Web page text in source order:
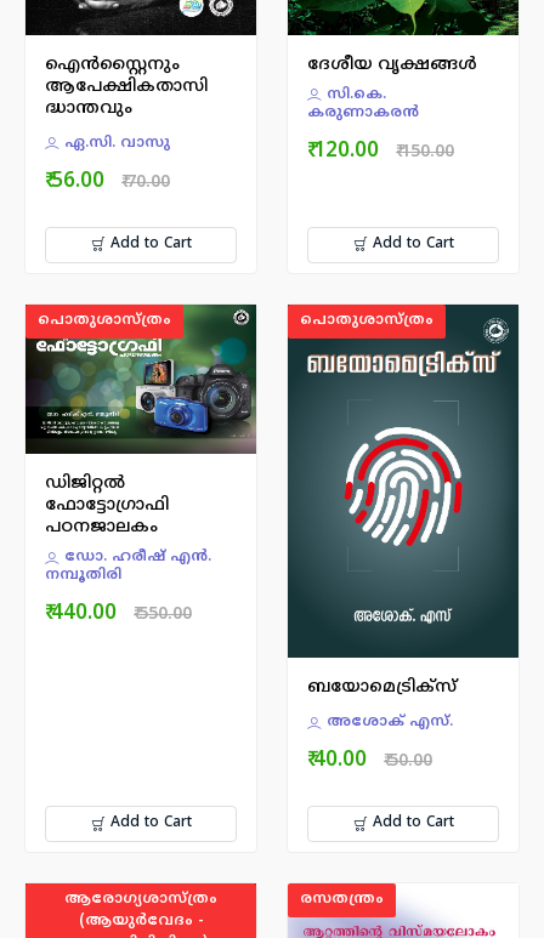
ഐന്‍സ്റ്റൈനും
ആപേക്ഷികതാസി
ദ്ധാന്തവും
ഏ.സി. വാസു
₹ 56.00 ₹ 70.00
Add to Cart
ദേശീയ വൃക്ഷങ്ങൾ
സി.കെ.
കരുണാകരന്‍
₹ 120.00 ₹ 150.00
Add to Cart
പൊതുശാസ്ത്രം
ഡിജിറ്റൽ
ഫോട്ടോഗ്രാഫി
പഠനജാലകം
ഡോ. ഹരീഷ് എന്‍.
നമ്പൂതിരി
₹ 440.00 ₹ 550.00
Add to Cart
പൊതുശാസ്ത്രം
ബയോമെട്രിക്സ്
അശോക് എസ്.
₹ 40.00 ₹ 50.00
Add to Cart
ആരോഗ്യശാസ്ത്രം
(ആയുർവേദം -
രസതന്ത്രം